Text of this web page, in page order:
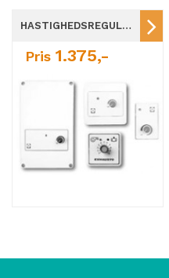
HASTIGHEDSREGULATOR EFC TRINLØS
Pris 1.375,-